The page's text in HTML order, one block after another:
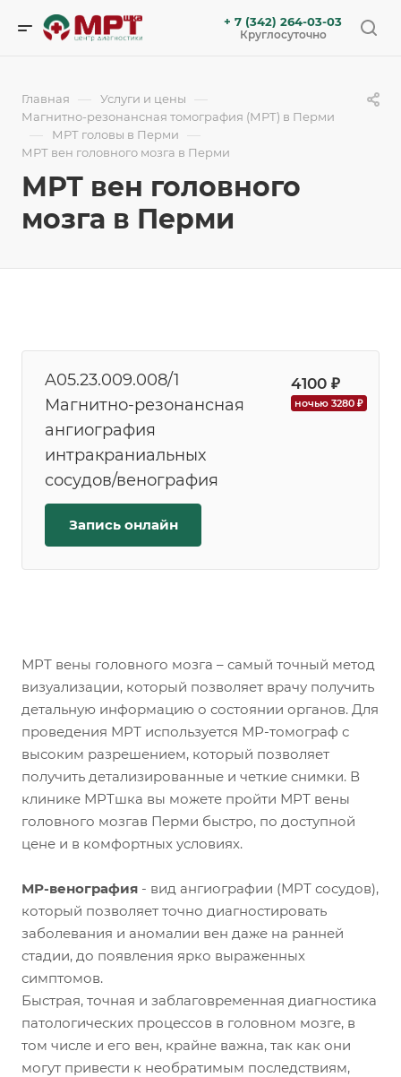
+ 7 (342) 264-03-03
Круглосуточно
Главная — Услуги и цены —
Магнитно-резонансная томография (МРТ) в Перми
— МРТ головы в Перми —
МРТ вен головного мозга в Перми
МРТ вен головного
мозга в Перми
A05.23.009.008/1
Магнитно-резонансная
ангиография
интракраниальных
сосудов/венография
4100 ₽
ночью 3280 ₽
Запись онлайн
МРТ вены головного мозга – самый точный метод
визуализации, который позволяет врачу получить
детальную информацию о состоянии органов. Для
проведения МРТ используется МР-томограф с
высоким разрешением, который позволяет
получить детализированные и четкие снимки. В
клинике МРТшка вы можете пройти МРТ вены
головного мозгав Перми быстро, по доступной
цене и в комфортных условиях.
МР-венография - вид ангиографии (МРТ сосудов),
который позволяет точно диагностировать
заболевания и аномалии вен даже на ранней
стадии, до появления ярко выраженных
симптомов.
Быстрая, точная и заблаговременная диагностика
патологических процессов в головном мозге, в
том числе и его вен, крайне важна, так как они
могут привести к необратимым последствиям,